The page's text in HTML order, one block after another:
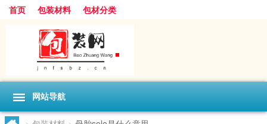
首页 包装材料 包材分类
网站导航